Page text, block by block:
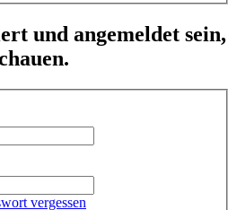
und angemeldet sein,
vergessen